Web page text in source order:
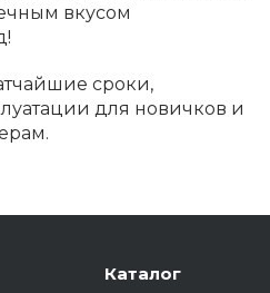
вкусом
сроки,
для новичков и
Каталог